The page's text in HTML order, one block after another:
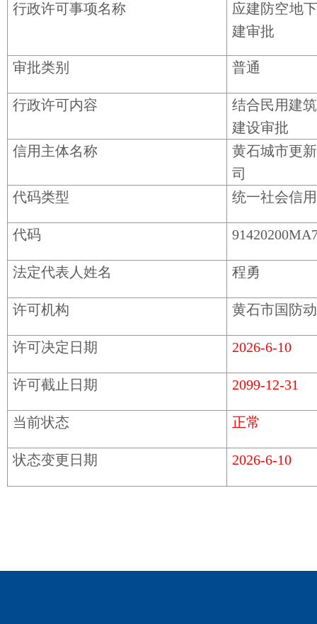
行政许可事项名称
应建防空地
建审批
审批类别 普通
行政许可内容
结合民用建
建设审批
信用主体名称
黄石城市更
司
代码类型
统一社会信
代码
法定代表人姓名 程勇
许可机构 黄石市国防
许可决定日期 2026-6-10
许可截止日期 2099-12-31
当前状态 正常
状态变更日期 2026-6-10